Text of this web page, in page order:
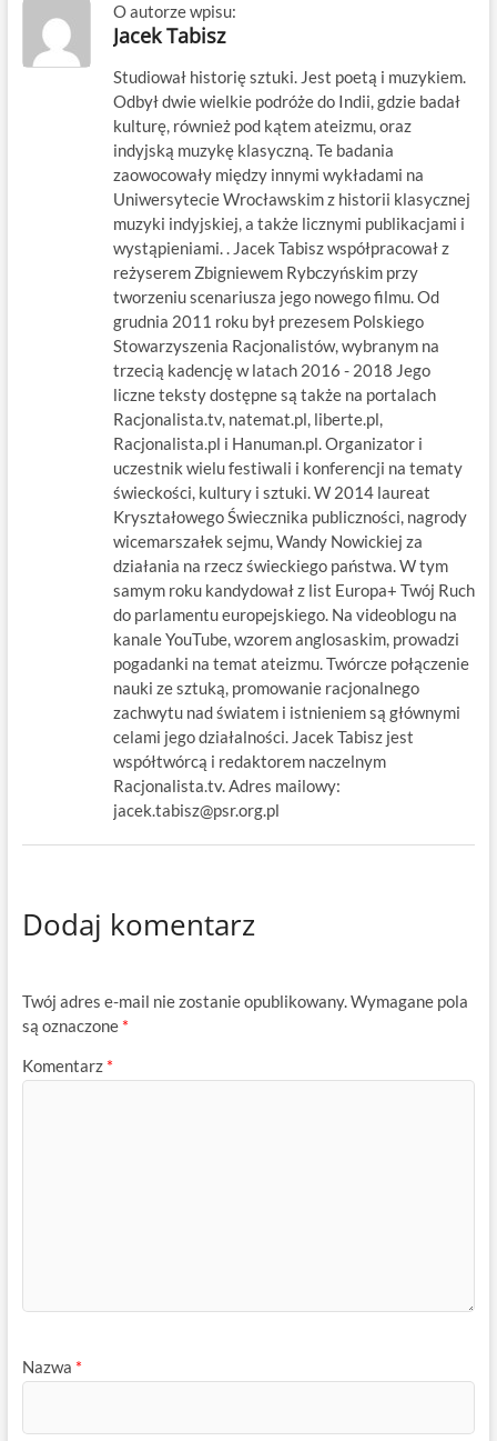
O autorze wpisu:
Jacek Tabisz
Studiował historię sztuki. Jest poetą i muzykiem.
Odbył dwie wielkie podróże do Indii, gdzie badał
kulturę, również pod kątem ateizmu, oraz
indyjską muzykę klasyczną. Te badania
zaowocowały między innymi wykładami na
Uniwersytecie Wrocławskim z historii klasycznej
muzyki indyjskiej, a także licznymi publikacjami i
wystąpieniami. . Jacek Tabisz współpracował z
reżyserem Zbigniewem Rybczyńskim przy
tworzeniu scenariusza jego nowego filmu. Od
grudnia 2011 roku był prezesem Polskiego
Stowarzyszenia Racjonalistów, wybranym na
trzecią kadencję w latach 2016 - 2018 Jego
liczne teksty dostępne są także na portalach
Racjonalista.tv, natemat.pl, liberte.pl,
Racjonalista.pl i Hanuman.pl. Organizator i
uczestnik wielu festiwali i konferencji na tematy
świeckości, kultury i sztuki. W 2014 laureat
Kryształowego Świecznika publiczności, nagrody
wicemarszałek sejmu, Wandy Nowickiej za
działania na rzecz świeckiego państwa. W tym
samym roku kandydował z list Europa+ Twój Ruch
do parlamentu europejskiego. Na videoblogu na
kanale YouTube, wzorem anglosaskim, prowadzi
pogadanki na temat ateizmu. Twórcze połączenie
nauki ze sztuką, promowanie racjonalnego
zachwytu nad światem i istnieniem są głównymi
celami jego działalności. Jacek Tabisz jest
współtwórcą i redaktorem naczelnym
Racjonalista.tv. Adres mailowy:
jacek.tabisz@psr.org.pl
Dodaj komentarz
Twój adres e-mail nie zostanie opublikowany.Wymagane pola
są oznaczone *
Komentarz *
Nazwa *